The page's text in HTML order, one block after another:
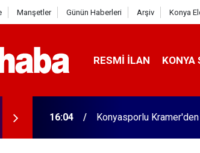
Manşetler Günün Haberleri Arşiv Konya
RESMI İLAN KONYA
16:04 Konyasporlu